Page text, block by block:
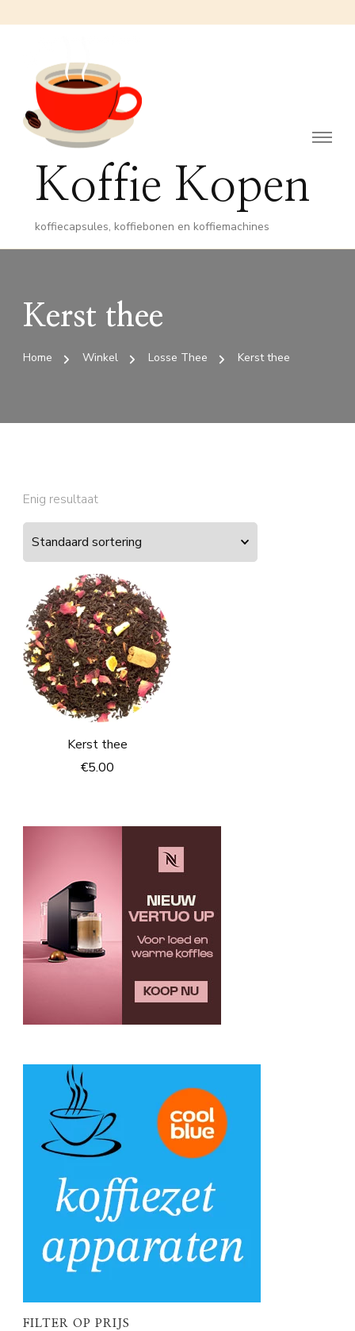
Koffie Kopen
koffiecapsules, koffiebonen en koffiemachines
Kerst thee
Home Winkel Losse Thee Kerst thee
Enig resultaat
Kerst thee
€5.00
FILTER OP PRIJS